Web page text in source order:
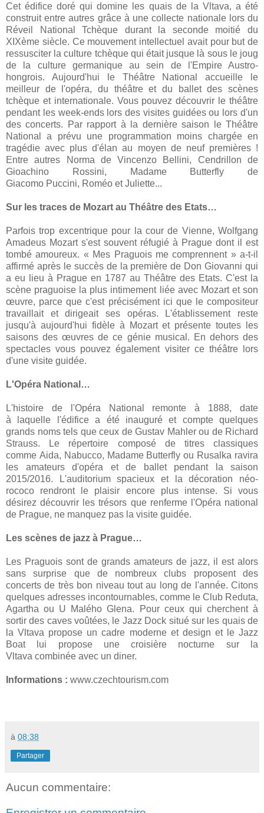
Cet édifice doré qui domine les quais de la Vltava, a été
construit entre autres grâce à une collecte nationale lors du
Réveil National Tchèque durant la seconde moitié du
XIXème siècle. Ce mouvement intellectuel avait pour but de
ressusciter la culture tchèque qui était jusque là sous le joug
de la culture germanique au sein de l'Empire Austro-
hongrois. Aujourd'hui le Théâtre National accueille le
meilleur de l'opéra, du théâtre et du ballet des scènes
tchèque et internationale. Vous pouvez découvrir le théâtre
pendant les week-ends lors des visites guidées ou lors d'un
des concerts. Par rapport à la dernière saison le Théâtre
National a prévu une programmation moins chargée en
tragédie avec plus d'élan au moyen de neuf premières !
Entre autres Norma de Vincenzo Bellini, Cendrillon de
Gioachino Rossini, Madame Butterfly de
Giacomo Puccini, Roméo et Juliette...
Sur les traces de Mozart au Théâtre des Etats…
Parfois trop excentrique pour la cour de Vienne, Wolfgang
Amadeus Mozart s'est souvent réfugié à Prague dont il est
tombé amoureux. « Mes Praguois me comprennent » a-t-il
affirmé après le succès de la première de Don Giovanni qui
a eu lieu à Prague en 1787 au Théâtre des Etats. C'est la
scène praguoise la plus intimement liée avec Mozart et son
œuvre, parce que c'est précisément ici que le compositeur
travaillait et dirigeait ses opéras. L'établissement reste
jusqu'à aujourd'hui fidèle à Mozart et présente toutes les
saisons des œuvres de ce génie musical. En dehors des
spectacles vous pouvez également visiter ce théâtre lors
d'une visite guidée.
L'Opéra National…
L'histoire de l'Opéra National remonte à 1888, date
à laquelle l'édifice a été inauguré et compte quelques
grands noms tels que ceux de Gustav Mahler ou de Richard
Strauss. Le répertoire composé de titres classiques
comme Aida, Nabucco, Madame Butterfly ou Rusalka ravira
les amateurs d'opéra et de ballet pendant la saison
2015/2016. L'auditorium spacieux et la décoration néo-
rococo rendront le plaisir encore plus intense. Si vous
désirez découvrir les trésors que renferme l'Opéra national
de Prague, ne manquez pas la visite guidée.
Les scènes de jazz à Prague…
Les Praguois sont de grands amateurs de jazz, il est alors
sans surprise que de nombreux clubs proposent des
concerts de très bon niveau tout au long de l'année. Citons
quelques adresses incontournables, comme le Club Reduta,
Agartha ou U Malého Glena. Pour ceux qui cherchent à
sortir des caves voûtées, le Jazz Dock situé sur les quais de
la Vltava propose un cadre moderne et design et le Jazz
Boat lui propose une croisière nocturne sur la
Vltava combinée avec un diner.
Informations : www.czechtourism.com
à 08:38
Partager
Aucun commentaire: